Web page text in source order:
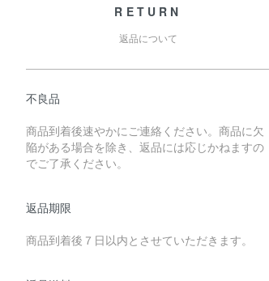
RETURN
返品について
不良品
商品到着後速やかにご連絡ください。商品に欠
陥がある場合を除き、返品には応じかねますの
でご了承ください。
返品期限
商品到着後７日以内とさせていただきます。